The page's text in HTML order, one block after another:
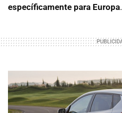
específicamente para Europa.